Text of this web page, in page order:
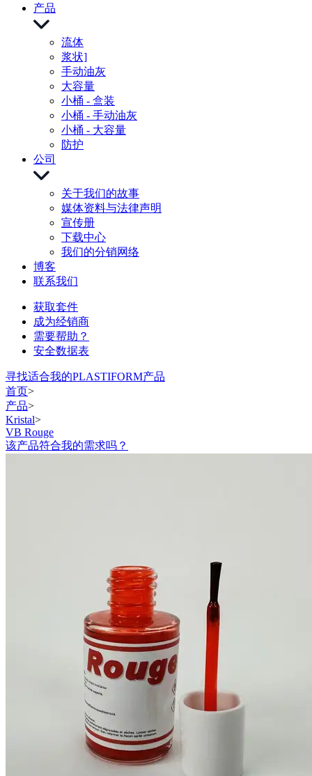
产品
流体
浆状]
手动油灰
大容量
小桶 - 盒装
小桶 - 手动油灰
小桶 - 大容量
防护
公司
关于我们的故事
媒体资料与法律声明
宣传册
下载中心
我们的分销网络
博客
联系我们
获取套件
成为经销商
需要帮助？
安全数据表
寻找适合我的PLASTIFORM产品
首页>
产品>
Kristal>
VB Rouge
该产品符合我的需求吗？